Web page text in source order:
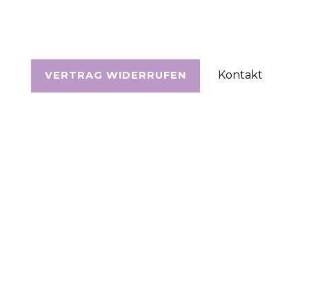
VERTRAG WIDERRUFEN Kontakt